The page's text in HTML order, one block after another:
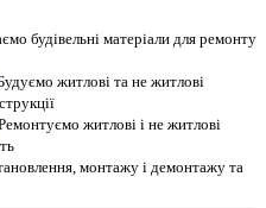
будівельні матеріали для ремонту
житлові та не житлові
житлові і не житлові
монтажу і демонтажу та